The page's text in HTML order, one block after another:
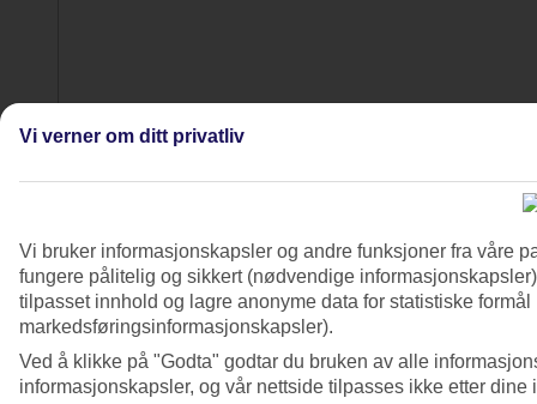
4/8
Vi verner om ditt privatliv
Vi bruker informasjonskapsler og andre funksjoner fra våre
fungere pålitelig og sikkert (nødvendige
tilpasset innhold og lagre anonyme data for statistiske
markedsføringsinformasjonskapsler).
Ved å klikke på "Godta" godtar du bruken av alle
informasjonskapsler, og vår nettside tilpasses ikke etter dine